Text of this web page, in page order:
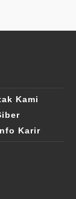
Kami
Karir